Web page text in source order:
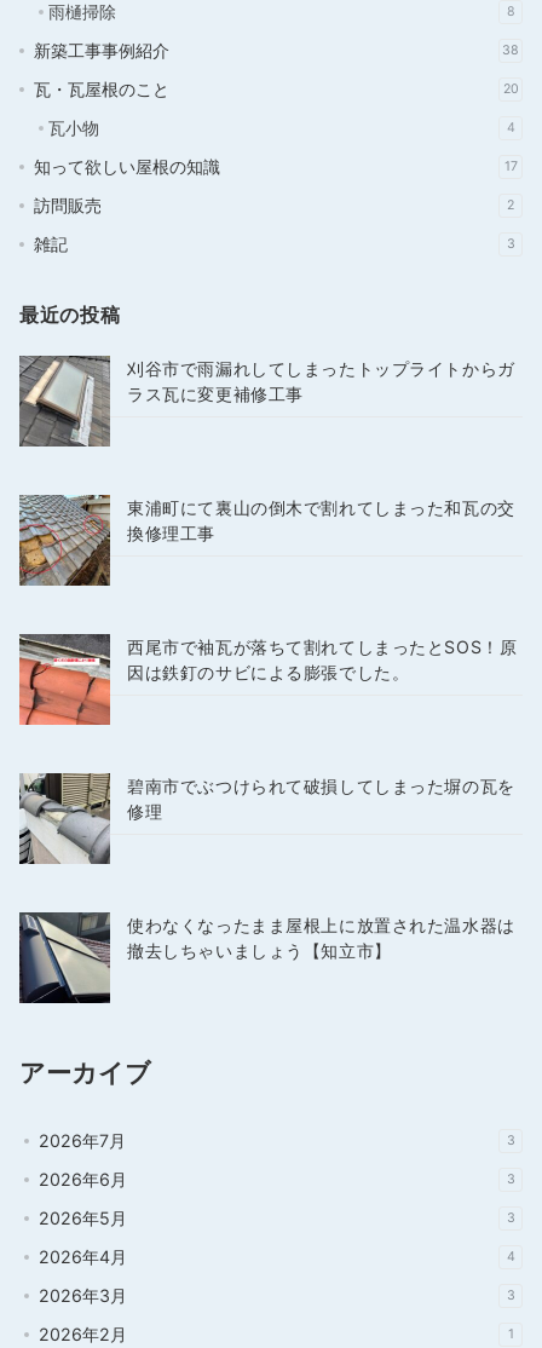
雨樋掃除 8
新築工事事例紹介 38
瓦・瓦屋根のこと 20
瓦小物 4
知って欲しい屋根の知識 17
訪問販売 2
雑記 3
最近の投稿
刈谷市で雨漏れしてしまったトップライトからガ
ラス瓦に変更補修工事
東浦町にて裏山の倒木で割れてしまった和瓦の交
換修理工事
西尾市で袖瓦が落ちて割れてしまったとSOS！原
因は鉄釘のサビによる膨張でした。
碧南市でぶつけられて破損してしまった塀の瓦を
修理
使わなくなったまま屋根上に放置された温水器は
撤去しちゃいましょう【知立市】
アーカイブ
2026年7月 3
2026年6月 3
2026年5月 3
2026年4月 4
2026年3月 3
2026年2月 1